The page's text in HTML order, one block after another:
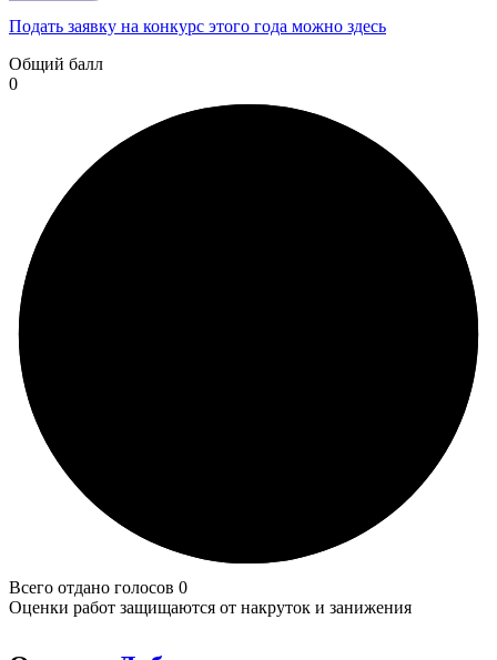
Подать заявку на конкурс этого года можно здесь
Общий балл
0
Всего отдано голосов 0
Оценки работ защищаются от накруток и занижения